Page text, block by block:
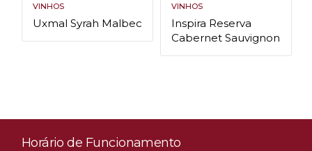
VINHOS
Uxmal Syrah Malbec
VINHOS
Inspira Reserva
Cabernet Sauvignon
Horário de Funcionamento